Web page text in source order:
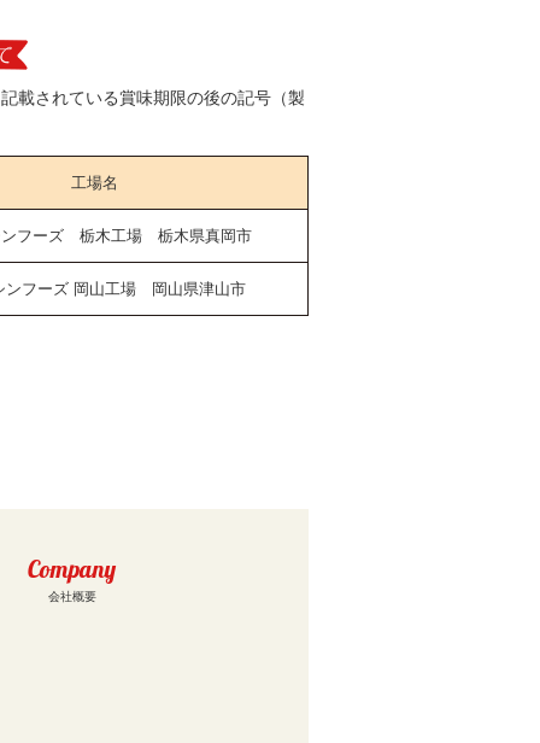
載されている賞味期限の後の記号（製
工場名
ンフーズ 栃木工場 栃木県真岡市
ンフーズ 岡山工場 岡山県津山市
Company
会社概要